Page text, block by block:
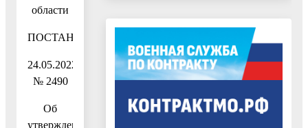
области
ПОСТАНОВЛЕНИЕ
24.05.2022
№ 2490
Об
утверждении